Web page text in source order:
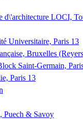
d\'architecture LOCI,
Universitaire, Paris 13
Bruxelles
Saint-Germain,
Paris 13
Puech & Savoy